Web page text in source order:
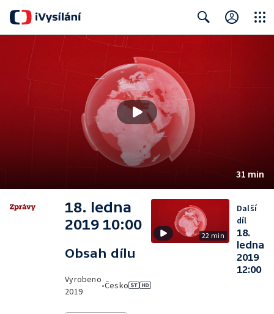
31 min
18. ledna
2019 10:00
Obsah dílu
Vyrobeno
2019
•Česko
22 min
Další
díl
18.
ledna
2019
12:00